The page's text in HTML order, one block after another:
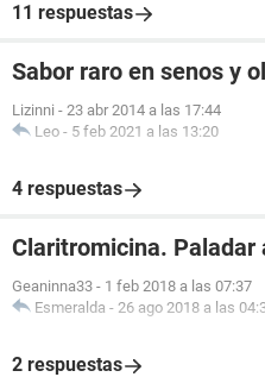
11 respuestas
Sabor raro en senos y
Lizinni - 23 abr 2014 a las 17:44
Leo - 5 feb 2021 a las 13:20
4 respuestas
Claritromicina. Paladar
Geaninna33 - 1 feb 2018 a las 07:37
Esmeralda - 26 ago 2018 a las
2 respuestas